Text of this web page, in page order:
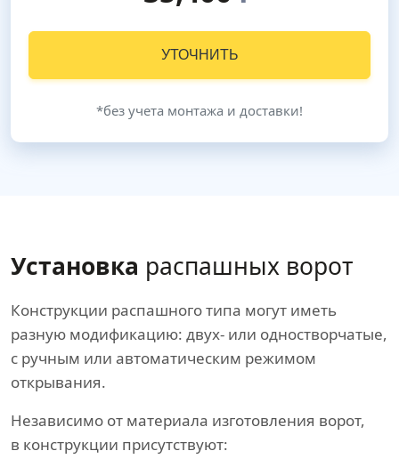
УТОЧНИТЬ
*без учета монтажа и доставки!
Установка распашных ворот
Конструкции распашного типа могут иметь
разную модификацию: двух- или одностворчатые,
с ручным или автоматическим режимом
открывания.
Независимо от материала изготовления ворот,
в конструкции присутствуют: